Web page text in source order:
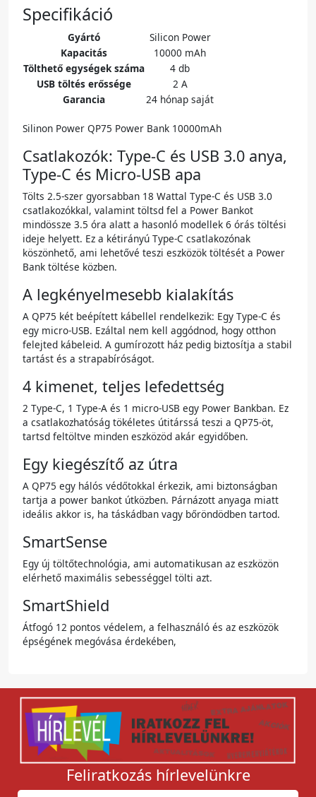
Specifikáció
Gyártó
Silicon Power
Kapacitás
10000 mAh
Tölthető egységek száma
4 db
USB töltés erőssége
2 A
Garancia
24 hónap saját
Silinon Power QP75 Power Bank 10000mAh
Csatlakozók: Type-C és USB 3.0 anya,
Type-C és Micro-USB apa
Tölts 2.5-szer gyorsabban 18 Wattal Type-C és USB 3.0
csatlakozókkal, valamint töltsd fel a Power Bankot
mindössze 3.5 óra alatt a hasonló modellek 6 órás töltési
ideje helyett. Ez a kétirányú Type-C csatlakozónak
köszönhető, ami lehetővé teszi eszközök töltését a Power
Bank töltése közben.
A legkényelmesebb kialakítás
A QP75 két beépített kábellel rendelkezik: Egy Type-C és
egy micro-USB. Ezáltal nem kell aggódnod, hogy otthon
felejted kábeleid. A gumírozott ház pedig biztosítja a stabil
tartást és a strapabíróságot.
4 kimenet, teljes lefedettség
2 Type-C, 1 Type-A és 1 micro-USB egy Power Bankban. Ez
a csatlakozhatóság tökéletes útitárssá teszi a QP75-öt,
tartsd feltöltve minden eszközöd akár egyidőben.
Egy kiegészítő az útra
A QP75 egy hálós védőtokkal érkezik, ami biztonságban
tartja a power bankot útközben. Párnázott anyaga miatt
ideális akkor is, ha táskádban vagy bőröndödben tartod.
SmartSense
Egy új töltőtechnológia, ami automatikusan az eszközön
elérhető maximális sebességgel tölti azt.
SmartShield
Átfogó 12 pontos védelem, a felhasználó és az eszközök
épségének megóvása érdekében,
Feliratkozás hírlevelünkre